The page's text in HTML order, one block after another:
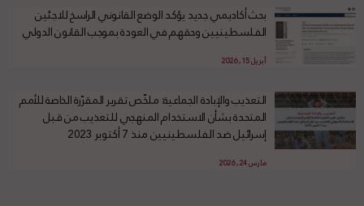
بحث أكاديمي جديد يؤكد الوضع القانوني الراسخ للاجئين
الفلسطينيين وحقهم في العودة بموجب القانون الدولي
أبريل 15, 2026
التعذيب والإبادة الجماعية: ملخّص تقرير المقرّرة الخاصة للأمم
المتحدة بشأن الاستخدام المنهجي للتعذيب من قبل
إسرائيل ضد الفلسطينيين منذ 7 أكتوبر 2023
مارس 24, 2026